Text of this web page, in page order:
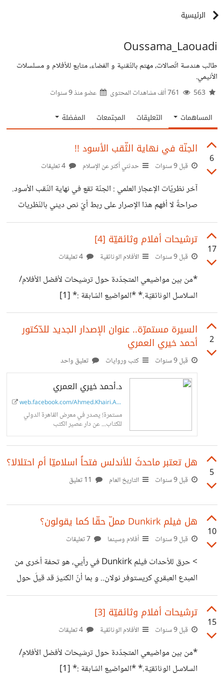
الرئيسية
Oussama_Laouadi
طالب هندسة اتّصالات، مهتم بالتّقنية و الفضاء، متابع للأفلام و مسلسلات
الأنيمي.
عضو منذ9 سنوات
المساهمات التعليقات المجتمعات المفضلة
6
الجنّة في نهاية الثّقب الأسود !!
قبل 9 سنوات حدثني أكثر عن الإسلام
آخر نظريّات الإعجاز العلمي : الجنّة تقع في نهاية الثّقب الأسود.
صراحةً لا أفهم هذا الإصرار على ربط أيّ نص ديني بالنّظريات
العلمية الجديدة.. الحقيقة الوحيدة الثابتة في أيّ نظرية مبدئيّا
هي قابليتها للتغيير و التجديد تبعا للمعطيات التجريبية. يأتي
عمرو خالد ليقارن سورة النّجم بالنّظريات حول الثّقوب السوداء
نظرا لاستحالة رؤية ثقب أسود ) ويقارن " و النّجم إذا هوى "
بسقوط النجوم في الثقب الأسود و "
17
ترشيحات أفلام وثائقيّة [4]
قبل 9 سنوات الأفلام الوثائقية
*من بين مواضيعي المتجدّدة حول ترشيحات لأفضل الأفلام/
السلاسل الوثائقيّة.* *المواضيع السّابقة :* [1]
https://io.hsoub.com/documentary/63777-
ترشيحات-أفلام-وثائقية [2]
ترشيحات-أفلام-وثائقية-2 [3]
https://io.hsoub.com/documentary/68820-
%D8%AA%D8%B1%D8%B4%D9%8A%D8%AD%
%D8%A3%D9%81%D9%84%D8%A7%D9%85-
%D9%88%D8%AB%D8%A7%D8%A6%D9%82%D
9%8A%D8%A9-3 *عبر الثّقب الدودي - Through The
Wormhole* سلسلة وثائقية من 8 أجزاء لحدّ الآن ( حوالي
10 حلقات للجزء ) من تقديم الممثّل الشهير مورغان فريمان.
تتناول السلسلة محاولة للإجابة على عدد كبير من الأسئلة العلمية
و الفلسفية ( في قالب علمي ) مثل : ما هو الوعي ؟ هل هناك إله
؟ هل خلق اللّه التطوّر ( إشارة لنظرية التصميم الذّكي
2
السيرة مستمرّة.. عنوان الإصدار الجديد للدّكتور
أحمد خيري العمري
قبل 9 سنوات كتب وروايات تعليق واحد
د.أحمد خيري العمري
web.facebook.com/Ahmed.Khairi.Alo...
مستمرة! يصدر في معرض القاهرة الدولي
للكتاب... عن دار عصير الكتب
5
هل تعتبر ماحدثَ للأندلس فتحاً اسلاميّا أم احتلالا؟
قبل 9 سنوات التاريخ العام
10
هل فيلم Dunkirk مملّ حقّا كما يقولون؟
قبل 9 سنوات أفلام وسينما
> حرق للأحداث فيلم Dunkirk في رأيي، هو تحفة أخرى من
المبدع العبقري كريستوفر نولان.. و بما أنّ الكثيرَ قد قيلَ حول
مايميّزه، سأكتفي بعرض رأيي فيه و أتطرّق لبعض الانتقادات
الموجّهة له من العديد من المشاهدين. يعرض الفيلم الّذي تم
إخراجه بطريقة مذهلة قصّته عبر 3 منظورات غير متزامنة.. و
يبعدُك أبدا عن زخم الأحداث الّتي تحصل أمامك على الشّاشة و
15
ترشيحات أفلام وثائقيّة [3]
قبل 9 سنوات الأفلام الوثائقية
*من بين مواضيعي المتجدّدة حول ترشيحات لأفضل الأفلام/
السلاسل الوثائقيّة.* *المواضيع السّابقة :* [1]